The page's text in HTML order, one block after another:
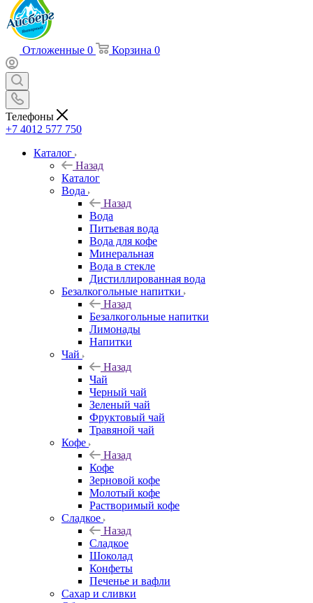
Отложенные 0 Корзина 0
Телефоны
+7 4012 577 750
Каталог
Назад
Каталог
Вода
Назад
Вода
Питьевая вода
Вода для кофе
Минеральная
Вода в стекле
Дистиллированная вода
Безалкогольные напитки
Назад
Безалкогольные напитки
Лимонады
Напитки
Чай
Назад
Чай
Черный чай
Зеленый чай
Фруктовый чай
Травяной чай
Кофе
Назад
Кофе
Зерновой кофе
Молотый кофе
Растворимый кофе
Сладкое
Назад
Сладкое
Шоколад
Конфеты
Печенье и вафли
Сахар и сливки